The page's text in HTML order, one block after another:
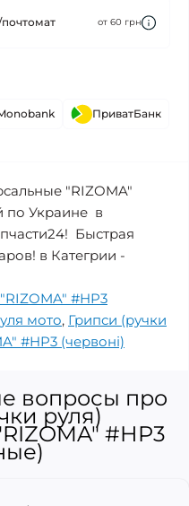
от 60 грн
ПриватБанк
"RIZOMA"
по Украине в
Быстрая
в Категрии -
#HP3
мото, Грипси (ручки
#HP3 (червоні)
вопросы про
руля)
#HP3